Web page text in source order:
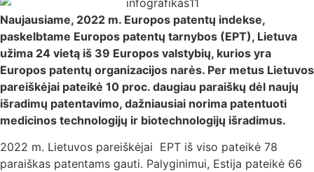
Naujausiame, 2022 m. Europos patentų indekse,
paskelbtame Europos patentų tarnybos (EPT), Lietuva
užima 24 vietą iš 39 Europos valstybių, kurios yra
Europos patentų organizacijos narės. Per metus Lietuvos
pareiškėjai pateikė 10 proc. daugiau paraiškų dėl naujų
išradimų patentavimo, dažniausiai norima patentuoti
medicinos technologijų ir biotechnologijų išradimus.
2022 m. Lietuvos pareiškėjai EPT iš viso pateikė 78
paraiškas patentams gauti. Palyginimui, Estija pateikė 66